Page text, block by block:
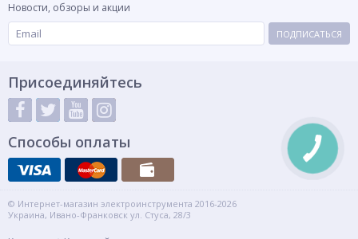
Новости, обзоры и акции
ПОДПИСАТЬСЯ
Присоединяйтесь
Способы оплаты
© Интернет-магазин электроинструмента 2016-2026
Украина, Ивано-Франковск ул. Стуса, 28/3